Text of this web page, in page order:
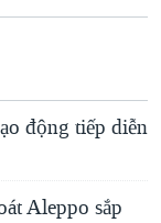
động tiếp diễn
Aleppo sắp